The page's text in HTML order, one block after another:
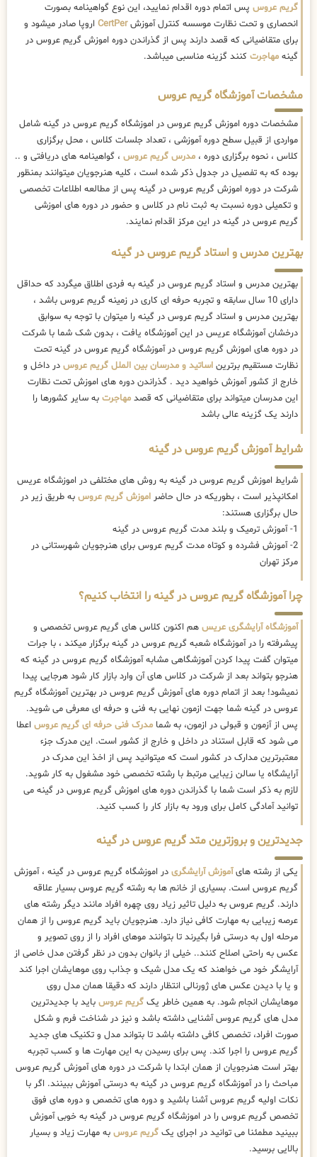
گریم عروس پس اتمام دوره اقدام نمایید، این نوع گواهینامه بصورت
انحصاری و تحت نظارت موسسه کنترل آموزشCertPer اروپا صادر میشود و
برای متقاضیانی که قصد دارند پس از گذراندن دوره اموزش گریم عروس در
گینه مهاجرت کنند گزینه مناسبی میباشد.
مشخصات آموزشگاه گریم عروس
مشخصات دوره اموزش گریم عروس در اموزشگاه گریم عروس در گینه شامل
مواردی از قبیل سطح دوره آموزشی ، تعداد جلسات کلاس ، محل برگزاری
کلاس ، نحوه برگزاری دوره ، مدرس گریم عروس ، گواهینامه های دریافتی و ..
بوده که به تفصیل در جدول ذکر شده است ، کلیه هنرجویان میتوانند بمنظور
شرکت در دوره اموزش گریم عروس در گینه پس از مطالعه اطلاعات تخصصی
و تکمیلی دوره نسبت به ثبت نام در کلاس و حضور در دوره های اموزشی
گریم عروس در گینه در این مرکز اقدام نمایند.
بهترین مدرس و استاد گریم عروس در گینه
بهترین مدرس و استاد گریم عروس در گینه به فردی اطلاق میگردد که حداقل
دارای 10 سال سابقه و تجربه حرفه ای کاری در زمینه گریم عروس باشد ،
بهترین مدرس و استاد گریم عروس در گینه را میتوان با توجه به سوابق
درخشان آموزشگاه عریس در این آموزشگاه یافت ، بدون شک شما با شرکت
در دوره های اموزش گریم عروس در آموزشگاه گریم عروس در گینه تحت
نظارت مستقیم برترین اساتید و مدرسان بین الملل گریم عروس در داخل و
خارج از کشور آموزش خواهید دید . گذراندن دوره های اموزش تحت نظارت
این مدرسان میتواند برای متقاضیانی که قصد مهاجرت به سایر کشورها را
دارند یک گزینه عالی باشد
شرایط آموزش گریم عروس در گینه
شرایط اموزش گریم عروس در گینه به روش های مختلفی در اموزشگاه عریس
امکانپذیر است ، بطوریکه در حال حاضر اموزش گریم عروس به طریق زیر در
حال برگزاری هستند:
1- آموزش ترمیک و بلند مدت گریم عروس در گینه
2- آموزش فشرده و کوتاه مدت گریم عروس برای هنرجویان شهرستانی در
مرکز تهران
چرا آموزشگاه گریم عروس در گینه را انتخاب کنیم؟
آموزشگاه آرایشگری عریس هم اکنون کلاس های گریم عروس تخصصی و
پیشرفته را در آموزشگاه شعبه گریم عروس در گینه برگزار میکند ، با جرات
میتوان گفت پیدا کردن آموزشگاهی مشابه آموزشگاه گریم عروس در گینه که
هنرجو بتواند بعد از شرکت در کلاس های آن وارد بازار کار شود هرجایی پیدا
نمیشود! بعد از اتمام دوره های آموزش گریم عروس در بهترین آموزشگاه گریم
عروس در گینه شما جهت ازمون نهایی به فنی و حرفه ای معرفی می شوید.
پس از آزمون و قبولی در ازمون، به شما مدرک فنی حرفه ای گریم عروس اعطا
می شود که قابل استناد در داخل و خارج از کشور است. این مدرک جزء
معتبرترین مدارک در کشور است که میتوانید پس از اخذ این مدرک در
آرایشگاه یا سالن زیبایی مرتبط با رشته تخصصی خود مشغول به کار شوید.
لازم به ذکر است شما با گذراندن دوره های اموزش گریم عروس در گینه می
توانید آمادگی کامل برای ورود به بازار کار را کسب کنید.
جدیدترین و بروزترین متد گریم عروس در گینه
یکی از رشته هایآموزش آرایشگری در اموزشگاه گریم عروس در گینه ، آموزش
گریم عروس است. بسیاری از خانم ها به رشته گریم عروس بسیار علاقه
دارند. گریم عروس به دلیل تاثیر زیاد روی چهره افراد مانند دیگر رشته های
عرصه زیبایی به مهارت کافی نیاز دارد. هنرجویان باید گریم عروس را از همان
مرحله اول به درستی فرا بگیرند تا بتوانند موهای افراد را از روی تصویر و
عکس به راحتی اصلاح کنند.. خیلی از بانوان بدون در نظر گرفتن مدل خاصی از
آرایشگر خود می خواهند که یک مدل شیک و جذاب روی موهایشان اجرا کند
و یا با دیدن عکس های ژورنالی انتظار دارند که دقیقا همان مدل روی
موهایشان انجام شود. به همین خاطر یک گریم عروس باید با جدیدترین
مدل های گریم عروس آشنایی داشته باشد و نیز در شناخت فرم و شکل
صورت افراد، تخصص کافی داشته باشد تا بتواند مدل و تکنیک های جدید
گریم عروس را اجرا کند. پس برای رسیدن به این مهارت ها و کسب تجربه
بهتر است هنرجویان از همان ابتدا با شرکت در دوره های آموزش گریم عروس
مباحث را در آموزشگاه گریم عروس در گینه به درستی آموزش ببینند. اگر با
نکات اولیه گریم عروس آشنا باشید و دوره های تخصص و دوره های فوق
تخصص گریم عروس را در اموزشگاه گریم عروس در گینه به خوبی آموزش
ببینید مطمئنا می توانید در اجرای یک گریم عروس به مهارت زیاد و بسیار
بالایی برسید.